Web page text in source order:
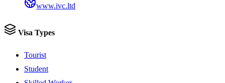
www.ivc.ltd
Visa Types
Tourist
Student